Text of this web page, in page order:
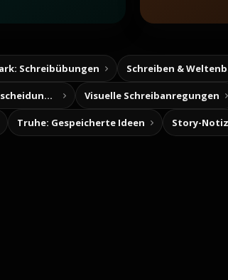
Schreibübungen Schreiben &
Baue deine eigenen Entscheidungsabenteuer Visuelle Schreibanregungen
Truhe: Gespeicherte Ideen